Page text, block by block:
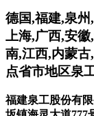
德国,福建,泉
上海,广西,安
南,江西,内蒙
点省市地区泉
福建泉工股份有